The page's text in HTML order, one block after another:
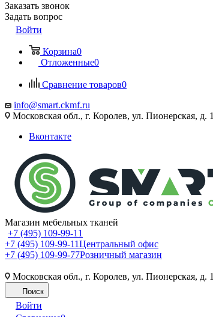
Заказать звонок
Задать вопрос
Войти
Корзина0
Отложенные0
Сравнение товаров0
info@smart.ckmf.ru
Московская обл., г. Королев, ул. Пионерская, д. 1
Вконтакте
Магазин мебельных тканей
+7 (495) 109-99-11
+7 (495) 109-99-11Центральный офис
+7 (495) 109-99-77Розничный магазин
Московская обл., г. Королев, ул. Пионерская, д. 1
Поиск
Войти